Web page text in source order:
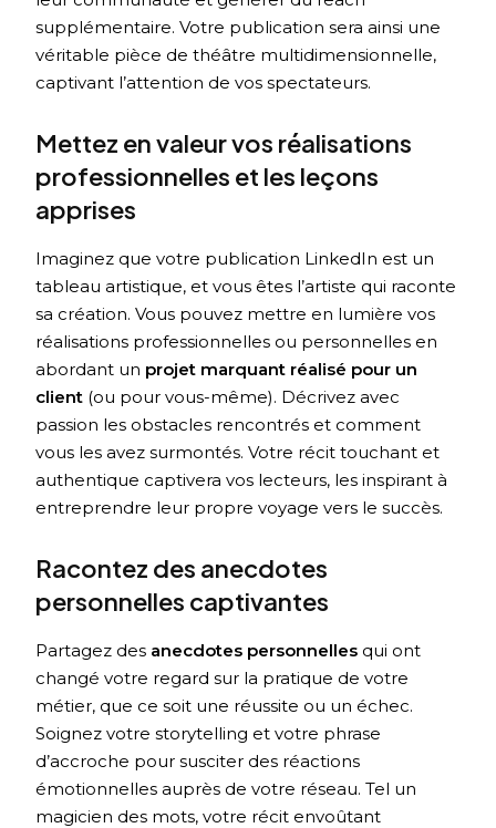
supplémentaire. Votre publication sera ainsi une
véritable pièce de théâtre multidimensionnelle,
captivant l’attention de vos spectateurs.
Mettez en valeur vos réalisations
professionnelles et les leçons
apprises
Imaginez que votre publication LinkedIn est un
tableau artistique, et vous êtes l’artiste qui raconte
sa création. Vous pouvez mettre en lumière vos
réalisations professionnelles ou personnelles en
abordant un projet marquant réalisé pour un
client (ou pour vous-même). Décrivez avec
passion les obstacles rencontrés et comment
vous les avez surmontés. Votre récit touchant et
authentique captivera vos lecteurs, les inspirant à
entreprendre leur propre voyage vers le succès.
Racontez des anecdotes
personnelles captivantes
Partagez des anecdotes personnelles qui ont
changé votre regard sur la pratique de votre
métier, que ce soit une réussite ou un échec.
Soignez votre storytelling et votre phrase
d’accroche pour susciter des réactions
émotionnelles auprès de votre réseau. Tel un
magicien des mots, votre récit envoûtant